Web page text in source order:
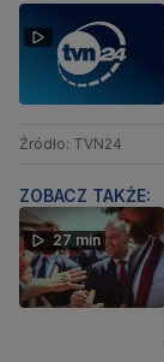
Źródło: TVN24
ZOBACZ TAKŻE:
27 min